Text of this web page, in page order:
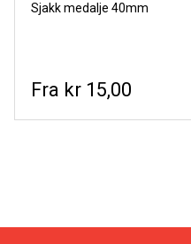
Sjakk medalje 40mm
kr 15,00